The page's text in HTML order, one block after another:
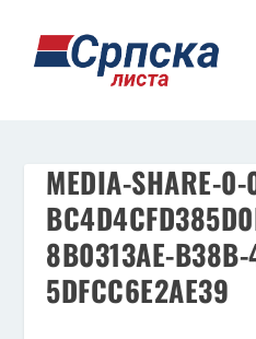
MEDIA-SHARE-
8B0313AE-
5DFCC6E2AE39